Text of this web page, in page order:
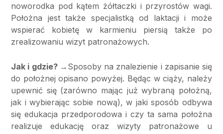
noworodka pod kątem żółtaczki i przyrostów wagi.
Położna jest także specjalistką od laktacji i może
wspierać kobietę w karmieniu piersią także po
zrealizowaniu wizyt patronażowych.
Jak i gdzie? →Sposoby na znalezienie i zapisanie się
do położnej opisano powyżej. Będąc w ciąży, należy
upewnić się (zarówno mając już wybraną położną,
jak i wybierając sobie nową), w jaki sposób odbywa
się edukacja przedporodowa i czy ta sama położna
realizuje edukację oraz wizyty patronażowe u